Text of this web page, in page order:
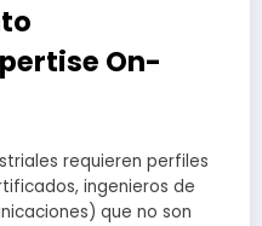
On-
requieren perfiles
ingenieros de
que no son